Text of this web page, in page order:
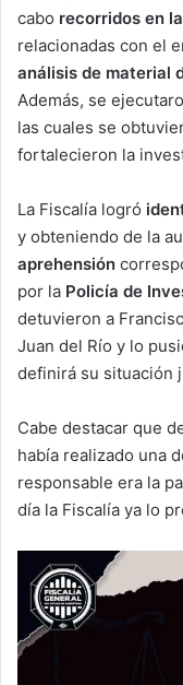
cabo recorridos en
relacionadas con el
análisis de material
Además, se
las cuales se
fortalecieron la
La Fiscalía logró
y obteniendo de la
aprehensión
por la Policía de
detuvieron a
Juan del Río y lo
definirá su situación
Cabe destacar que
había realizado una
responsable era la
día la Fiscalía ya lo